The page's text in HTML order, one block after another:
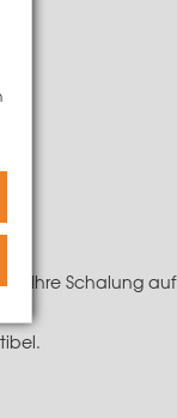
Ihre Schalung auf